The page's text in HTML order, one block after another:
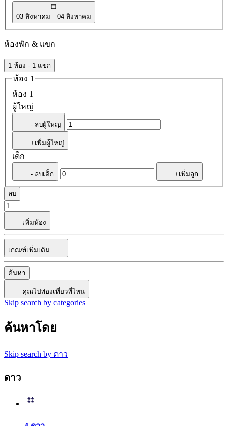
03 สิงหาคม 04 สิงหาคม
ห้องพัก & แขก
1 ห้อง - 1 แขก
ห้อง 1
ห้อง 1
ผู้ใหญ่
- ลบผู้ใหญ่
+เพิ่มผู้ใหญ่
เด็ก
- ลบเด็ก +เพิ่มลูก
ลบ
เพิ่มห้อง
เกณฑ์เพิ่มเติม
ค้นหา
คุณไปท่องเที่ยวที่ไหน
Skip search by categories
ค้นหาโดย
Skip search by ดาว
ดาว